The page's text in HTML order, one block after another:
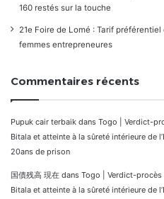
160 restés sur la touche
21e Foire de Lomé : Tarif
femmes entrepreneures
Commentaires récents
Pupuk cair terbaik dans Togo | Verdict-
Bitala et atteinte à la sûreté intérieure de
20ans de prison
国債残高 現在 dans Togo | Verdict-
Bitala et atteinte à la sûreté intérieure de